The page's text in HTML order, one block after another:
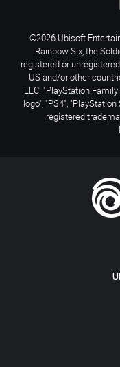
©2026 Ubisoft
Rainbow Six, the
registered or
US and/or other
LLC. "PlayStation Family
logo", "PS4",
registered